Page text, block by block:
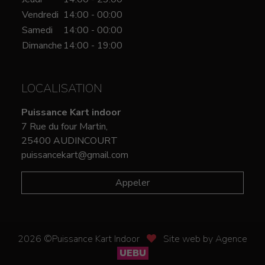
Vendredi 14:00 - 00:00
Samedi
14:00 - 00:00
Dimanche 14:00 - 19:00
LOCALISATION
Puissance Kart indoor
7 Rue du four Martin,
25400 AUDINCOURT
puissancekart@gmail.com
Appeler
2026 ©Puissance Kart Indoor
Site web by Agence
UEBU